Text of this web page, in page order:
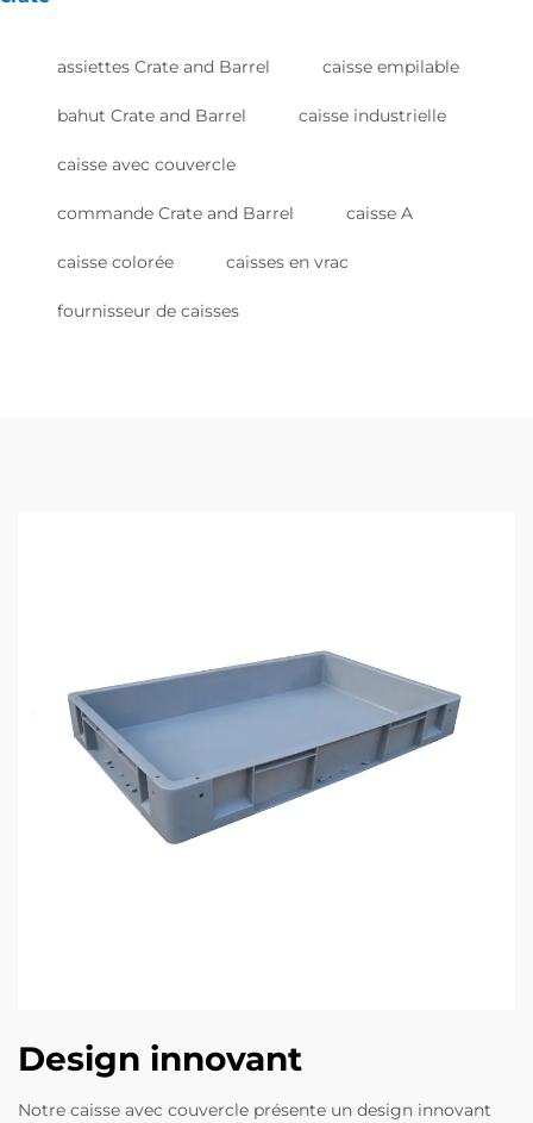
assiettes Crate and Barrel caisse empilable
bahut Crate and Barrel caisse industrielle
caisse avec couvercle
commande Crate and Barrel caisse A
caisse colorée caisses en vrac
fournisseur de caisses
Design innovant
Notre caisse avec couvercle présente un design innovant